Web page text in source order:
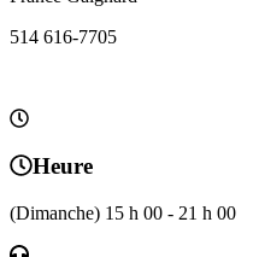
514 616-7705
Heure
(Dimanche) 15 h 00 - 21 h 00